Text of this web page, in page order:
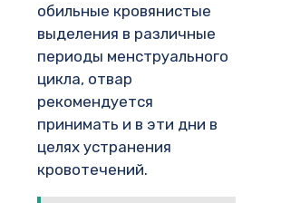
обильные кровянистые
выделения в различные
периоды менструального
цикла, отвар
рекомендуется
принимать и в эти дни в
целях устранения
кровотечений.